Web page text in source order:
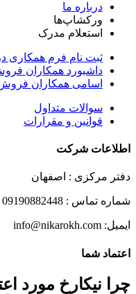
درباره ما
ورکشاپ‌ها
استعلام مدرک
ثبت نام فرم همکاری
داشبورد همکاران
اسامی همکاران
سوالات متداول
قوانین و مقرارات
اطلاعات شرکت
دفتر مرکزی : اصفهان
شماره تماس : 09190882448 از ساعت 9 الی 16
ایمیل: info@nikarokh.com
اعتماد شما
چرا نیکارخ مورد